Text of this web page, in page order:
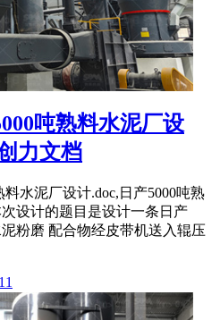
吨熟料水泥厂设
力文档
水泥厂设计.doc,日产5000吨熟
设计的题目是设计一条日产
泥粉磨 配合物经皮带机送入辊压